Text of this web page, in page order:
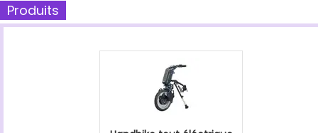
Produits